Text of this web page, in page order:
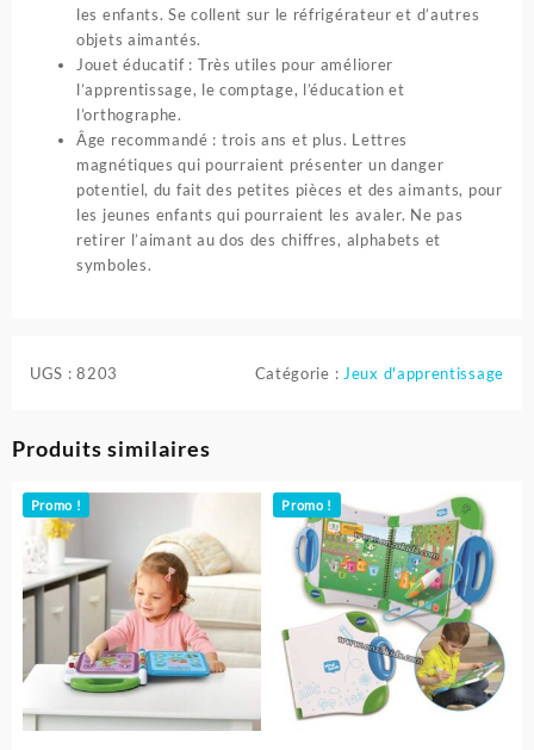
les enfants. Se collent sur le réfrigérateur et d’autres
objets aimantés.
Jouet éducatif : Très utiles pour améliorer
l’apprentissage, le comptage, l’éducation et
l’orthographe.
Âge recommandé : trois ans et plus. Lettres
magnétiques qui pourraient présenter un danger
potentiel, du fait des petites pièces et des aimants, pour
les jeunes enfants qui pourraient les avaler. Ne pas
retirer l’aimant au dos des chiffres, alphabets et
symboles.
UGS :8203 Catégorie : Jeux d'apprentissage
Produits similaires
Promo ! Promo !